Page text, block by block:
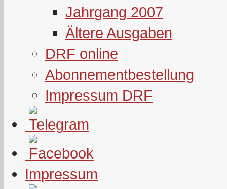
Jahrgang 2007
Ältere Ausgaben
DRF online
Abonnementbestellung
Impressum DRF
Impressum